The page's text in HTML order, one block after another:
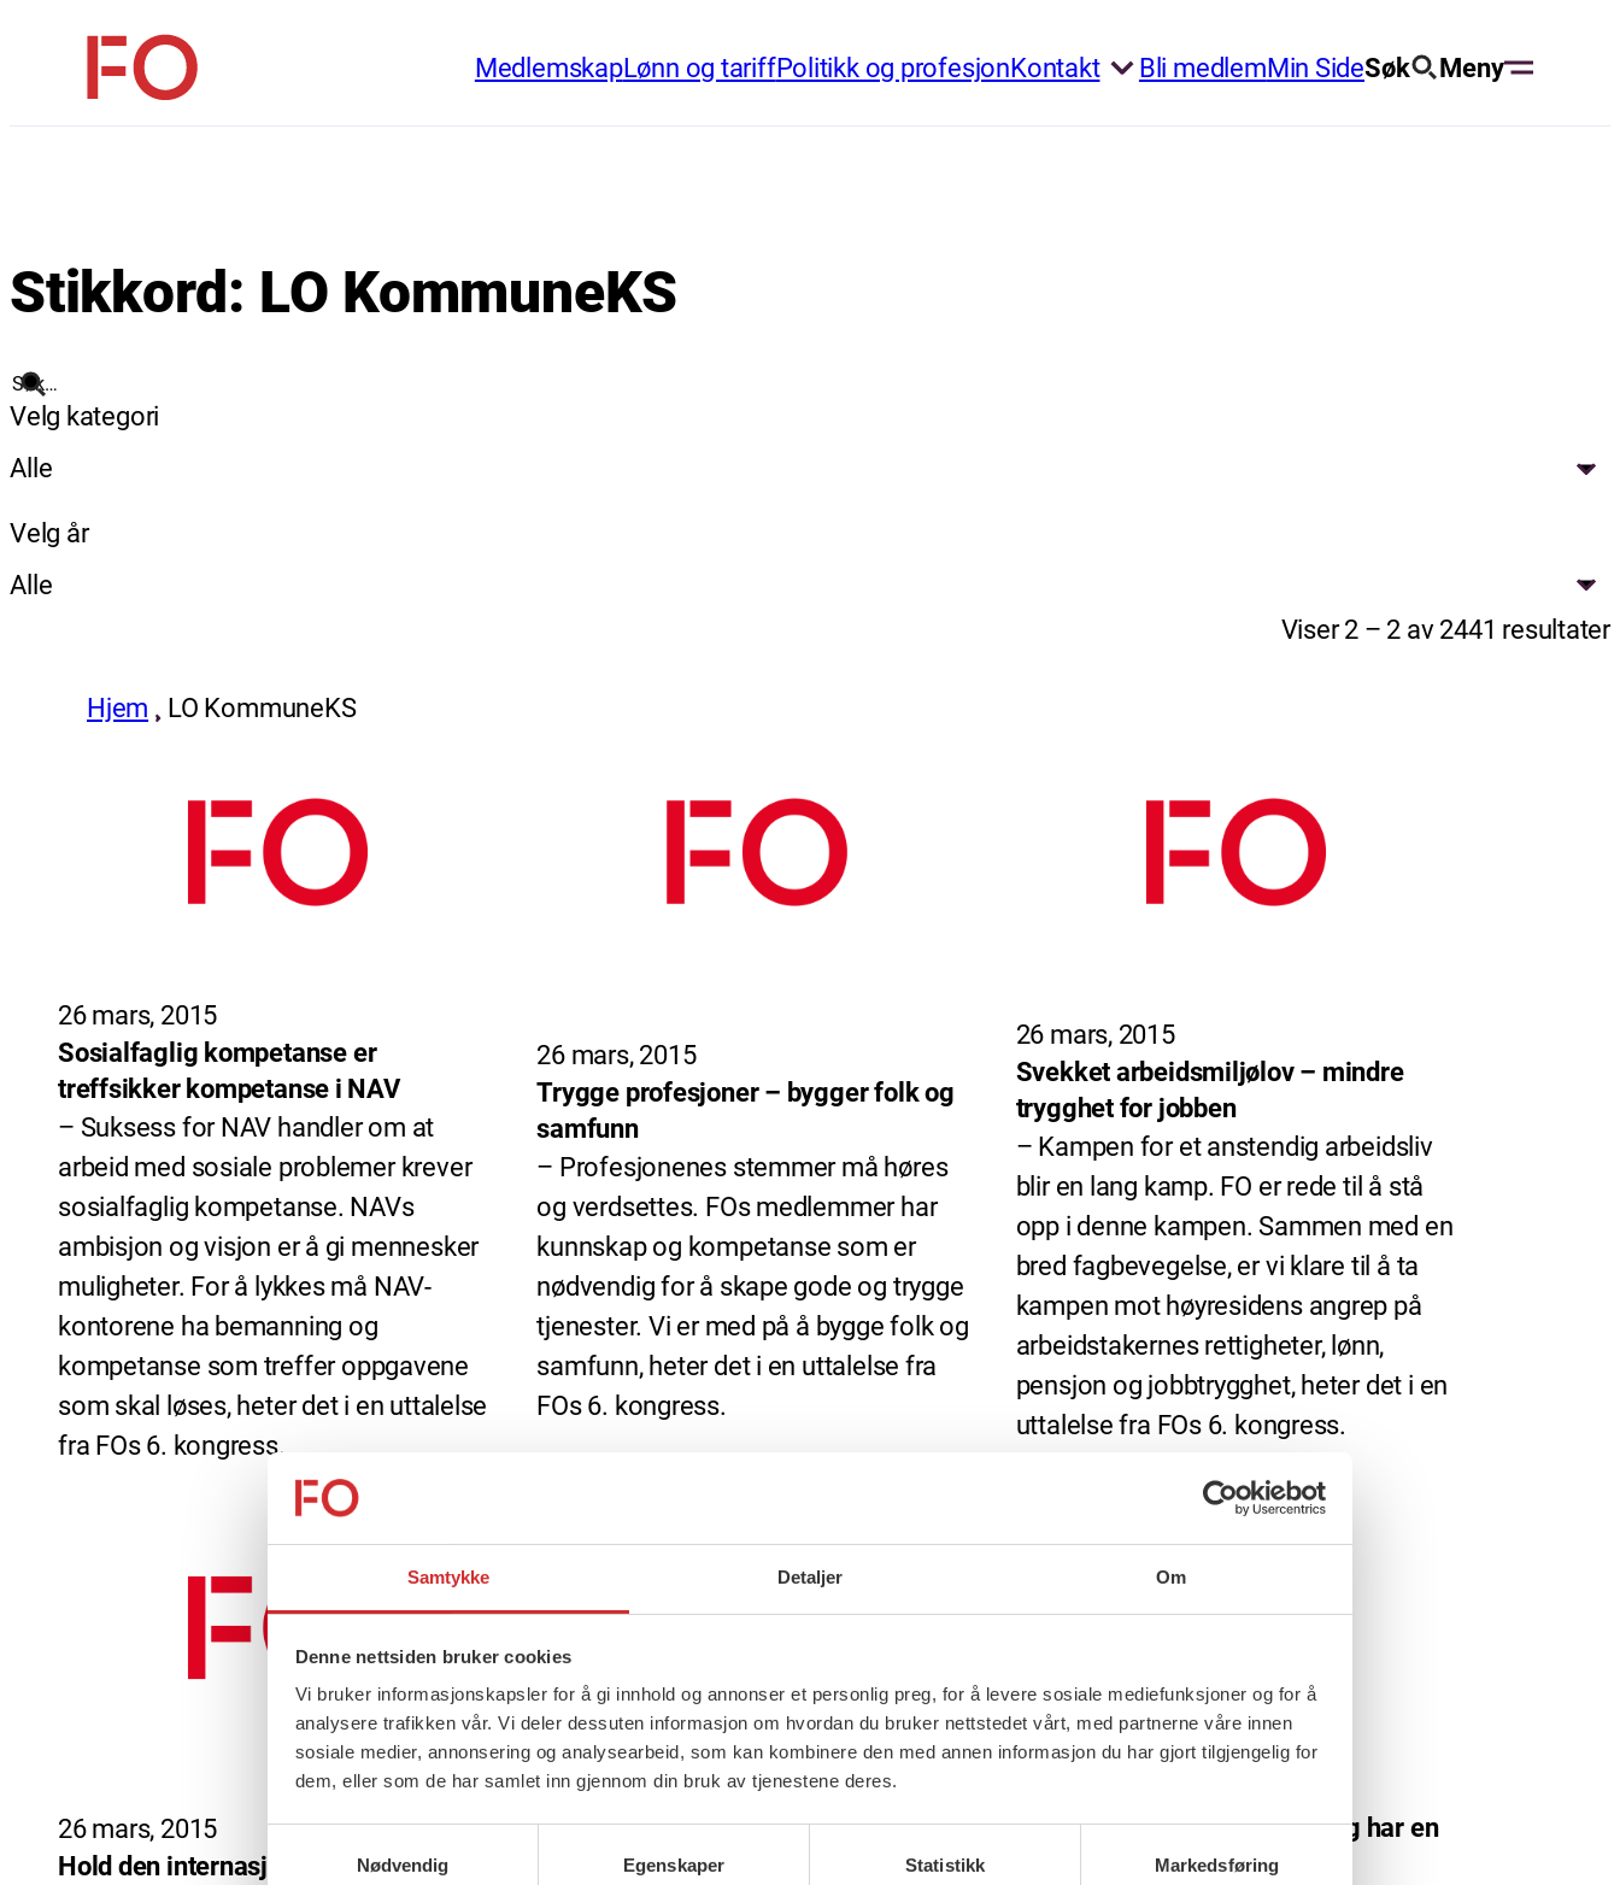
Samtykke Detaljer Om
Denne nettsiden bruker cookies
Vi bruker informasjonskapsler for å gi innhold og annonser et personlig preg, for å levere sosiale mediefunksjoner og for å
analysere trafikken vår. Vi deler dessuten informasjon om hvordan du bruker nettstedet vårt, med partnerne våre innen
sosiale medier, annonsering og analysearbeid, som kan kombinere den med annen informasjon du har gjort tilgjengelig for
dem, eller som de har samlet inn gjennom din bruk av tjenestene deres.
Nødvendig
Egenskaper Statistikk Markedsføring
innholdFO
MedlemskapLønn og tariffPolitikk og profesjonKontakt Bli medlemMin SideSøk Meny
Stikkord: LO KommuneKS
Søk
Velg kategori
Alle
Velg år
Alle
Viser 2 – 2 av 2441 resultater
Hjem LO KommuneKS
26 mars, 2015
Sosialfaglig kompetanse er
treffsikker kompetanse i NAV
– Suksess for NAV handler om at
arbeid med sosiale problemer krever
sosialfaglig kompetanse. NAVs
ambisjon og visjon er å gi mennesker
muligheter. For å lykkes må NAV-
kontorene ha bemanning og
kompetanse som treffer oppgavene
som skal løses, heter det i en uttalelse
fra FOs 6. kongress.
26 mars, 2015
Trygge profesjoner – bygger folk og
samfunn
– Profesjonenes stemmer må høres
og verdsettes. FOs medlemmer har
kunnskap og kompetanse som er
nødvendig for å skape gode og trygge
tjenester. Vi er med på å bygge folk og
samfunn, heter det i en uttalelse fra
FOs 6. kongress.
26 mars, 2015
Svekket arbeidsmiljølov – mindre
trygghet for jobben
– Kampen for et anstendig arbeidsliv
blir en lang kamp. FO er rede til å stå
opp i denne kampen. Sammen med en
bred fagbevegelse, er vi klare til å ta
kampen mot høyresidens angrep på
arbeidstakernes rettigheter, lønn,
pensjon og jobbtrygghet, heter det i en
uttalelse fra FOs 6. kongress.
26 mars, 2015
Hold den internasjonale fanen høyt!
26 mars, 2015
Vi skal stå opp for trygghet og har en